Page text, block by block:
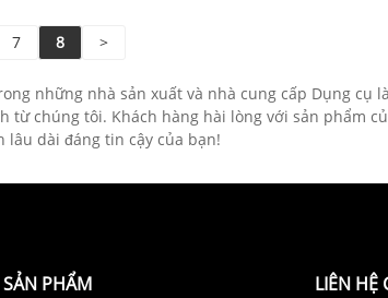
làm đẹp chuyên nghiệp tại Trung
Quốc.
7 8 >
những nhà sản xuất và nhà cung cấp Dụng cụ
chúng tôi. Khách hàng hài lòng với sản phẩm
dài đáng tin cậy của bạn!
SẢN PHẨM LIÊN HỆ